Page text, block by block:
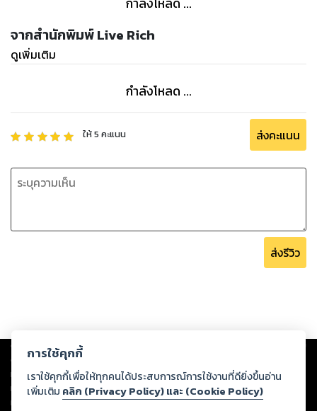
จากสำนักพิมพ์ Live Rich
ดูเพิ่มเติม
กำลังโหลด ...
ให้5 คะแนน ส่งคะแนน
ส่งรีวิว
Copyright © 2026
ต่อผลงานหรือเนื้อหาใดที่อัปโหลดผ่านเว็บไซต์และปรากฏว่าละเมิดสิทธิใน
ทรัพย์สินทางปัญญาของบุคคลอื่นหรือขัดต่อกฎหมายและศีลธรรม ดังนั้น ผู้อ่าน
ทุกท่านโปรดใช้วิจารณญาณในการกลั่นกรองด้วยตนเอง และหากท่านพบว่าส่วน
หนึ่งส่วนใดขัดต่อกฎหมายและศีลธรรม กรุณาแจ้งมายังบริษัท เพื่อทีมงานจะได้
การใช้คุกกี้
เราใช้คุกกี้เพื่อให้ทุกคนได้ประสบการณ์การใช้งานที่ดียิ่งขึ้นอ่าน
เพิ่มเติม คลิก (Privacy Policy) และ (Cookie Policy)